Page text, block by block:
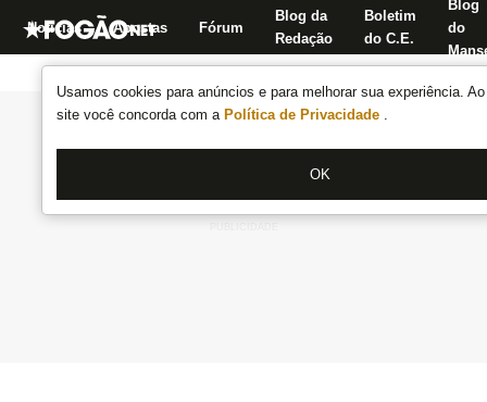
Usamos cookies para anúncios e para melhorar sua experiência.
site você concorda com a Política de Privacidade .
OK
Notícias Apostas Fórum
Blog da
Redação
Boletim
do C.E.
Blog
do